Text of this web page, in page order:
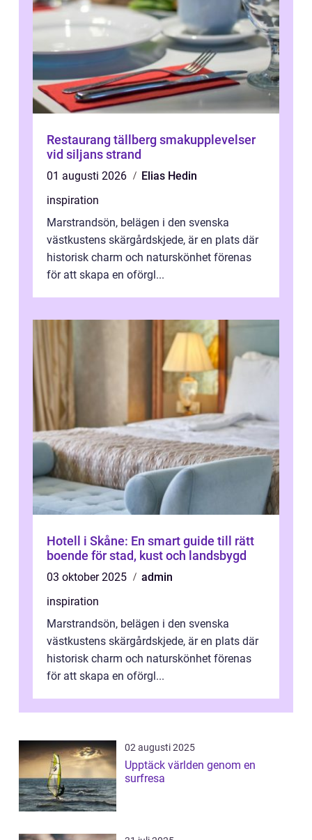
Restaurang tällberg smakupplevelser
vid siljans strand
01 augusti 2026
Elias Hedin
inspiration
Marstrandsön, belägen i den svenska
västkustens skärgårdskjede, är en plats där
historisk charm och naturskönhet förenas
för att skapa en oförgl...
Hotell i Skåne: En smart guide till rätt
boende för stad, kust och landsbygd
03 oktober 2025
admin
inspiration
Marstrandsön, belägen i den svenska
västkustens skärgårdskjede, är en plats där
historisk charm och naturskönhet förenas
för att skapa en oförgl...
02 augusti 2025
Upptäck världen genom en
surfresa